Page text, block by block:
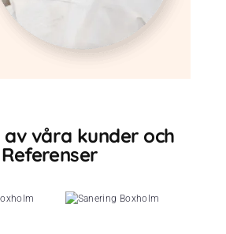
våra kunder och
Referenser